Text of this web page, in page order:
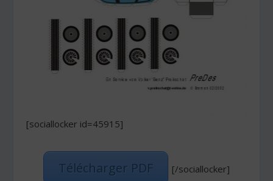
[sociallocker id=45915]
Télécharger PDF [/sociallocker]